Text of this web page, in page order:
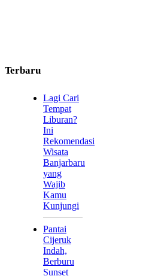
Terbaru
Lagi Cari
Tempat
Liburan?
Ini
Rekomendasi
Wisata
Banjarbaru
yang
Wajib
Kamu
Kunjungi
Pantai
Cijeruk
Indah,
Berburu
Sunset